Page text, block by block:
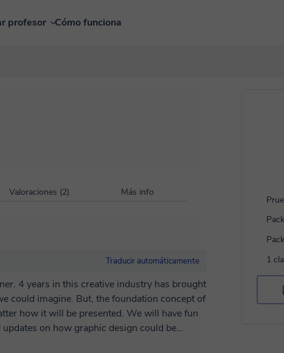
profesor Cómo funciona
1
Valoraciones (2) Más info
Traducir automáticamente
4 years in this creative industry has brought
could imagine. But, the foundation concept of
how it will be presented. We will have fun
on how graphic design could be
make it easy is hard :). Let's discuss more of